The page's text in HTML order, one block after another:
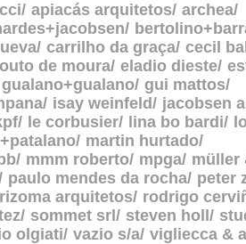
apiacás arquitetos archea
carrilho da graça cecil
de moura eladio dieste
gualano+gualano gui mattos
isay weinfeld
jacobsen
le corbusier lina bo bardi
martin hurtado
mmm roberto mpga müller
paulo mendes da rocha peter
rizoma arquitetos
rodrigo
sommet srl steven holl
olgiati vazio s/a vigliecca &